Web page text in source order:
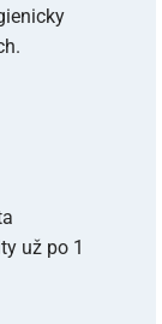
už po 1